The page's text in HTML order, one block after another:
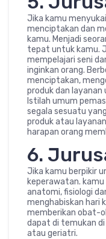
Jika kamu
menciptakan dan
kamu. Menjadi
tepat untuk kamu.
mempelajari seni
inginkan orang.
menciptakan,
produk dan
Istilah umum
segala sesuatu
produk atau
harapan orang
6.
Jika kamu berpikir
keperawatan.
anatomi, fisiologi
menghabiskan hari
memberikan obat-
dapat di temukan
atau geriatri.